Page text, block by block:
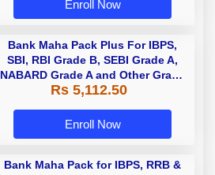
Enroll Now
Bank Maha Pack Plus For IBPS,
SBI, RBI Grade B, SEBI Grade A,
NABARD Grade A and Other Grade
A & Grade B Bank Exams
Rs 5,112.50
Enroll Now
Bank Maha Pack for IBPS, RRB &